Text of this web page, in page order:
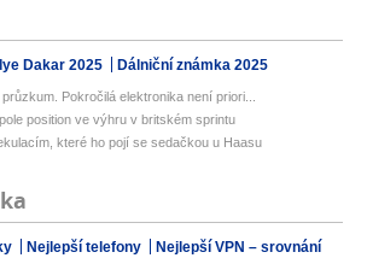
Dakar 2025 Dálniční známka 2025
Pokročilá elektronika není priori...
position ve výhru v britském sprintu
které ho pojí se sedačkou u Haasu
Nejlepší telefony Nejlepší VPN – srovnání